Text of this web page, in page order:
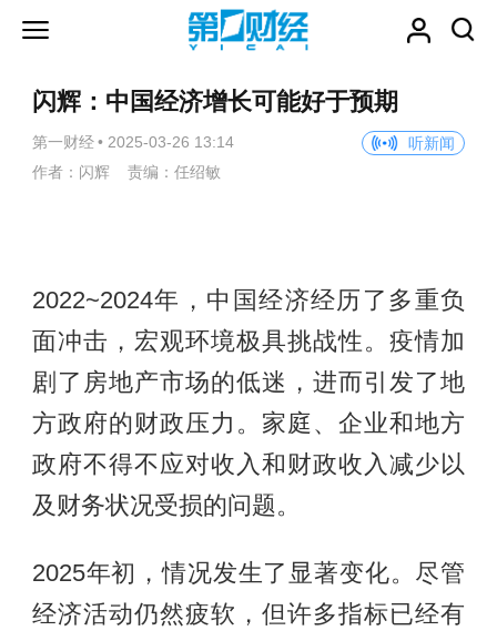
闪辉：中国经济增长可能好于预期
第一财经 • 2025-03-26 13:14
听新闻
作者：闪辉 责编：任绍敏
2022~2024年，中国经济经历了多重负
面冲击，宏观环境极具挑战性。疫情加
剧了房地产市场的低迷，进而引发了地
方政府的财政压力。家庭、企业和地方
政府不得不应对收入和财政收入减少以
及财务状况受损的问题。
2025年初，情况发生了显著变化。尽管
经济活动仍然疲软，但许多指标已经有